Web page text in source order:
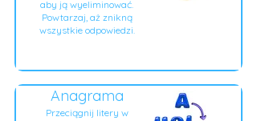
aby ją wyeliminować.
Powtarzaj, aż znikną
wszystkie odpowiedzi.
Anagrama
Przeciągnij litery w